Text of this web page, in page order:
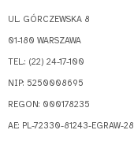
UL. GÓRCZEWSKA 8
01-180 WARSZAWA
TEL.: (22) 24-17-100
NIP: 5250008695
REGON: 000178235
AE: PL-72330-81243-EGRAW-28